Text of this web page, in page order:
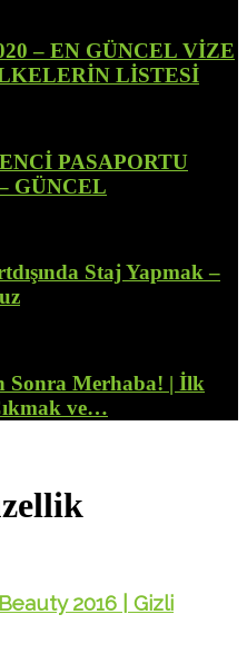
– EN GÜNCEL VİZE
LİSTESİ
PASAPORTU
GÜNCEL
Staj Yapmak –
Sonra Merhaba! | İlk
ve…
2016 | Gizli